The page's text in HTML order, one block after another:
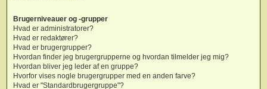
Brugerniveauer og -grupper
Hvad er administratorer?
Hvad er redaktører?
Hvad er brugergrupper?
Hvordan finder jeg brugergrupperne og hvordan tilmelder jeg mig?
Hvordan bliver jeg leder af en gruppe?
Hvorfor vises nogle brugergrupper med en anden farve?
Hvad er "Standardbrugergruppe"?